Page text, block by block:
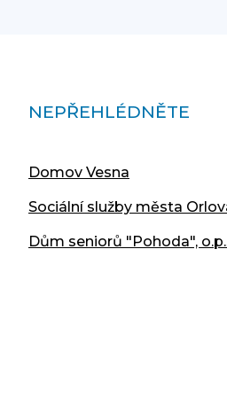
NEPŘEHLÉDNĚTE
Domov Vesna
Sociální služby města
Dům seniorů "Pohoda",